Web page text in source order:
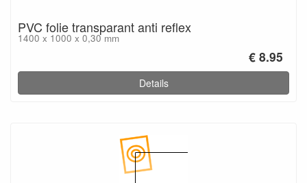
PVC folie transparant anti reflex
1400 x 1000 x 0,30 mm
€ 8.95
Details